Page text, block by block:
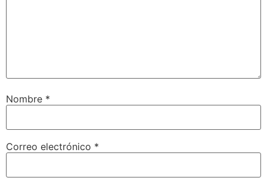
Nombre *
Correo electrónico *